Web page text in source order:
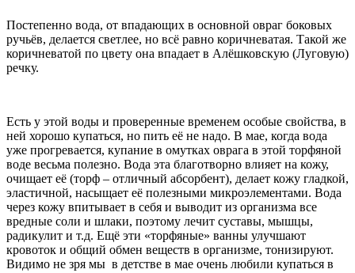
Постепенно вода, от впадающих в основной овраг боковых
ручьёв, делается светлее, но всё равно коричневатая. Такой же
коричневатой по цвету она впадает в Алёшковскую (Луговую)
речку.
Есть у этой воды и проверенные временем особые свойства, в
ней хорошо купаться, но пить её не надо. В мае, когда вода
уже прогревается, купание в омутках оврага в этой торфяной
воде весьма полезно. Вода эта благотворно влияет на кожу,
очищает её (торф – отличный абсорбент), делает кожу гладкой,
эластичной, насыщает её полезными микроэлементами. Вода
через кожу впитывает в себя и выводит из организма все
вредные соли и шлаки, поэтому лечит суставы, мышцы,
радикулит и т.д. Ещё эти «торфяные» ванны улучшают
кровоток и общий обмен веществ в организме, тонизируют.
Видимо не зря мы в детстве в мае очень любили купаться в